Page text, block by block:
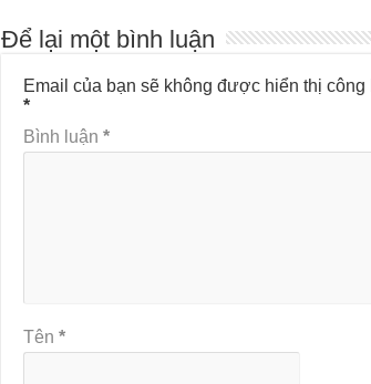
Để lại một bình luận
Email của bạn sẽ không được hiển thị công
*
Bình luận *
Tên *